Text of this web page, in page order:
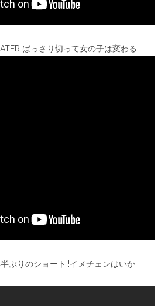
ばっさり切って女の子は変わる
ぶりのショート!!イメチェンはいか